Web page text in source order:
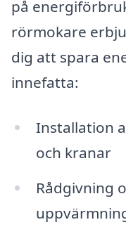
på
rörmokare
dig att spara
innefatta:
Installation
och kranar
Rådgivning